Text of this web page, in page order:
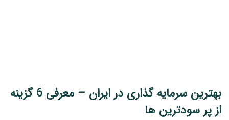
بهترین سرمایه گذاری در ایران – معرفی 6 گزینه
از پر سودترین ها